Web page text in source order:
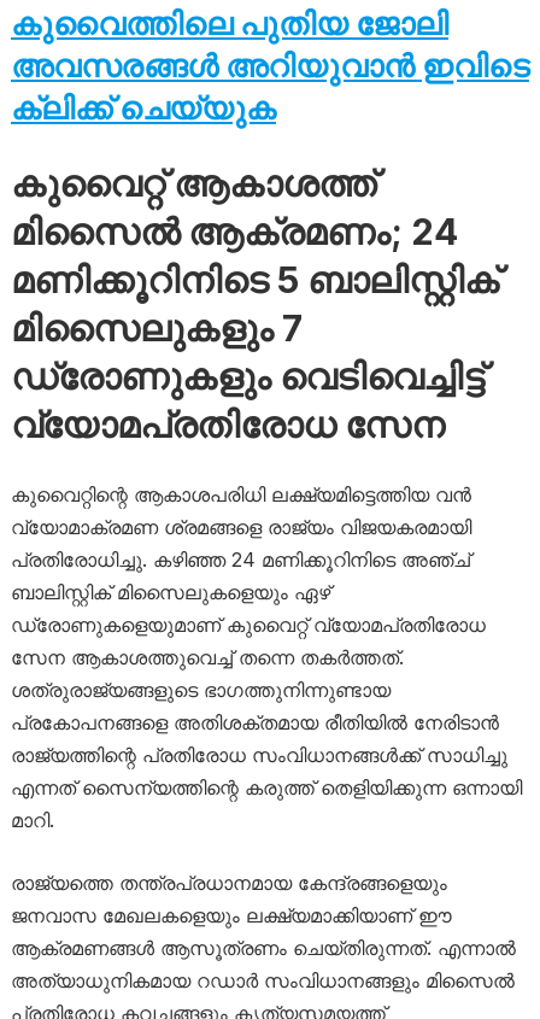
കുവൈത്തിലെ പുതിയ ജോലി
അവസരങ്ങൾ അറിയുവാൻ ഇവിടെ
ക്ലിക്ക് ചെയ്യുക
കുവൈറ്റ് ആകാശത്ത്
മിസൈൽ ആക്രമണം; 24
മണിക്കൂറിനിടെ 5 ബാലിസ്റ്റിക്
മിസൈലുകളും 7
ഡ്രോണുകളും വെടിവെച്ചിട്ട്
വ്യോമപ്രതിരോധ സേന
കുവൈറ്റിന്റെ ആകാശപരിധി ലക്ഷ്യമിട്ടെത്തിയ വൻ
വ്യോമാക്രമണ ശ്രമങ്ങളെ രാജ്യം വിജയകരമായി
പ്രതിരോധിച്ചു. കഴിഞ്ഞ 24 മണിക്കൂറിനിടെ അഞ്ച്
ബാലിസ്റ്റിക് മിസൈലുകളെയും ഏഴ്
ഡ്രോണുകളെയുമാണ് കുവൈറ്റ് വ്യോമപ്രതിരോധ
സേന ആകാശത്തുവെച്ച് തന്നെ തകർത്തത്.
ശത്രുരാജ്യങ്ങളുടെ ഭാഗത്തുനിന്നുണ്ടായ
പ്രകോപനങ്ങളെ അതിശക്തമായ രീതിയിൽ നേരിടാൻ
രാജ്യത്തിന്റെ പ്രതിരോധ സംവിധാനങ്ങൾക്ക് സാധിച്ചു
എന്നത് സൈന്യത്തിന്റെ കരുത്ത് തെളിയിക്കുന്ന ഒന്നായി
മാറി.
രാജ്യത്തെ തന്ത്രപ്രധാനമായ കേന്ദ്രങ്ങളെയും
ജനവാസ മേഖലകളെയും ലക്ഷ്യമാക്കിയാണ് ഈ
ആക്രമണങ്ങൾ ആസൂത്രണം ചെയ്തിരുന്നത്. എന്നാൽ
അത്യാധുനികമായ റഡാർ സംവിധാനങ്ങളും മിസൈൽ
പ്രതിരോധ കവചങ്ങളും കൃത്യസമയത്ത്